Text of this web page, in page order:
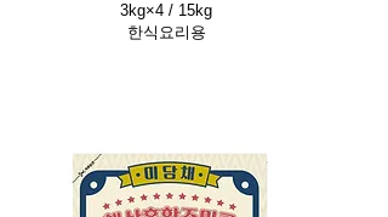
3kg×4 / 15kg
한식요리용